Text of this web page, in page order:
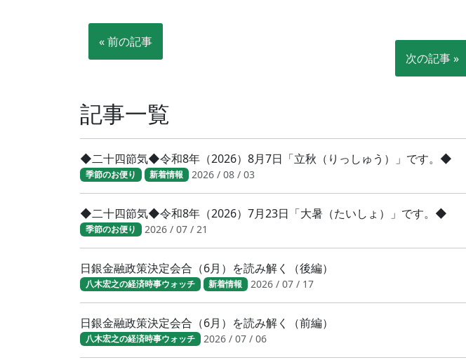
« 前の記事
次の記事 »
記事一覧
◆二十四節気◆令和8年（2026）8月7日「立秋（りっしゅう）」です。◆
季節のお便り 新着情報 2026 / 08 / 03
◆二十四節気◆令和8年（2026）7月23日「大暑（たいしょ）」です。◆
季節のお便り 2026 / 07 / 21
日銀金融政策決定会合（6月）を読み解く（後編）
八木宏之の経済時事ウォッチ 新着情報 2026 / 07 / 17
日銀金融政策決定会合（6月）を読み解く（前編）
八木宏之の経済時事ウォッチ 2026 / 07 / 06